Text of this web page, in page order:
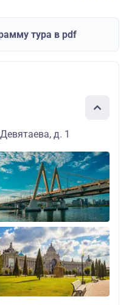
тура в pdf
д. 1